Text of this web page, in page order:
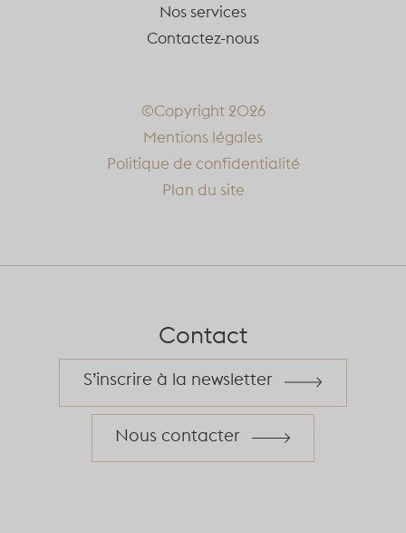
Nos services
Contactez-nous
©Copyright 2026
Mentions légales
Politique de confidentialité
Plan du site
Contact
S’inscrire à la newsletter
Nous contacter